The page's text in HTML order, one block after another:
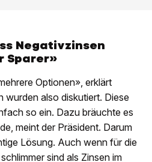
Negativzinsen
Sparer»
Optionen», erklärt
wurden also diskutiert. Diese
so ein. Dazu bräuchte es
meint der Präsident. Darum
Lösung. Auch wenn für die
sind als Zinsen im